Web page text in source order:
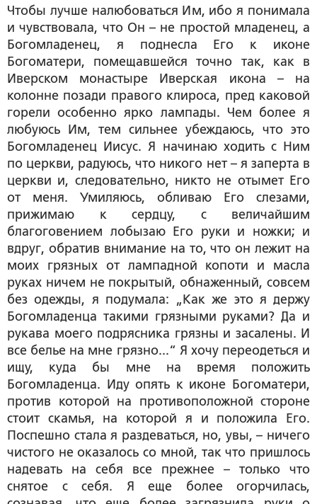
Чтобы лучше налюбоваться Им, ибо я понимала
и чувствовала, что Он – не простой младенец, а
Богомладенец, я поднесла Его к иконе
Богоматери, помещавшейся точно так, как в
Иверском монастыре Иверская икона – на
колонне позади правого клироса, пред каковой
горели особенно ярко лампады. Чем более я
любуюсь Им, тем сильнее убеждаюсь, что это
Богомладенец Иисус. Я начинаю ходить с Ним
по церкви, радуюсь, что никого нет – я заперта в
церкви и, следовательно, никто не отымет Его
от меня. Умиляюсь, обливаю Его слезами,
прижимаю к сердцу, с величайшим
благоговением лобызаю Его руки и ножки; и
вдруг, обратив внимание на то, что он лежит на
моих грязных от лампадной копоти и масла
руках ничем не покрытый, обнаженный, совсем
без одежды, я подумала: „Как же это я держу
Богомладенца такими грязными руками? Да и
рукава моего подрясника грязны и засалены. И
все белье на мне грязно...“ Я хочу переодеться и
ищу, куда бы мне на время положить
Богомладенца. Иду опять к иконе Богоматери,
против которой на противоположной стороне
стоит скамья, на которой я и положила Его.
Поспешно стала я раздеваться, но, увы, – ничего
чистого не оказалось со мной, так что пришлось
надевать на себя все прежнее – только что
снятое с себя. Я еще более огорчилась,